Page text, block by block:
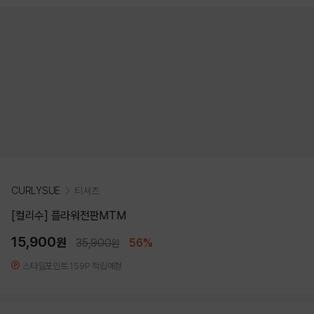
CURLYSUE 티셔츠
[컬리수] 플라워전판MTM
15,900원 35,900원 56%
스타일포인트 159P 적립예정